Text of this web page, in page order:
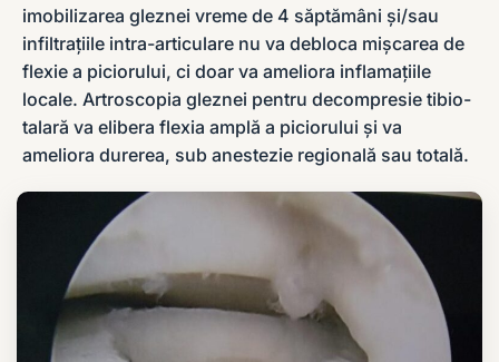
imobilizarea gleznei vreme de 4 săptămâni și/sau
infiltrațiile intra-articulare nu va debloca mișcarea de
flexie a piciorului, ci doar va ameliora inflamațiile
locale. Artroscopia gleznei pentru decompresie tibio-
talară va elibera flexia amplă a piciorului și va
ameliora durerea, sub anestezie regională sau totală.